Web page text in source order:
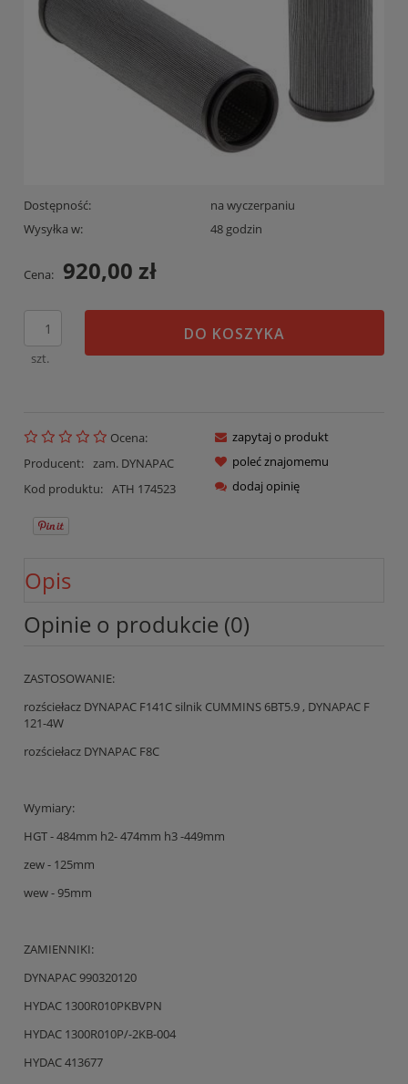
Dostępność:
na wyczerpaniu
Wysyłka w:
48 godzin
Cena: 920,00 zł
szt.
DO KOSZYKA
Ocena:
Producent: zam. DYNAPAC
Kod produktu: ATH 174523
zapytaj o produkt
poleć znajomemu
dodaj opinię
Opis
Opinie o produkcie (0)
ZASTOSOWANIE:
rozściełacz DYNAPAC F141C silnik CUMMINS 6BT5.9 , DYNAPAC F
121-4W
rozściełacz DYNAPAC F8C
Wymiary:
HGT - 484mm h2- 474mm h3 -449mm
zew - 125mm
wew - 95mm
ZAMIENNIKI:
DYNAPAC 990320120
HYDAC 1300R010PKBVPN
HYDAC 1300R010P/-2KB-004
HYDAC 413677